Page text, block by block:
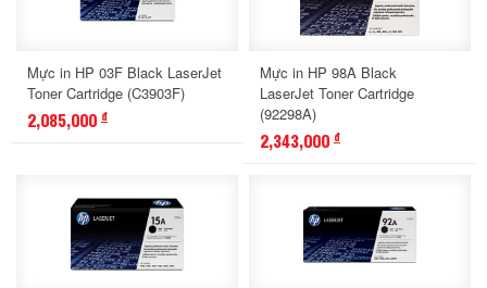
Mực in HP 03F Black LaserJet
Toner Cartridge (C3903F)
2,085,000 đ
Mực in HP 98A Black
LaserJet Toner Cartridge
(92298A)
2,343,000 đ